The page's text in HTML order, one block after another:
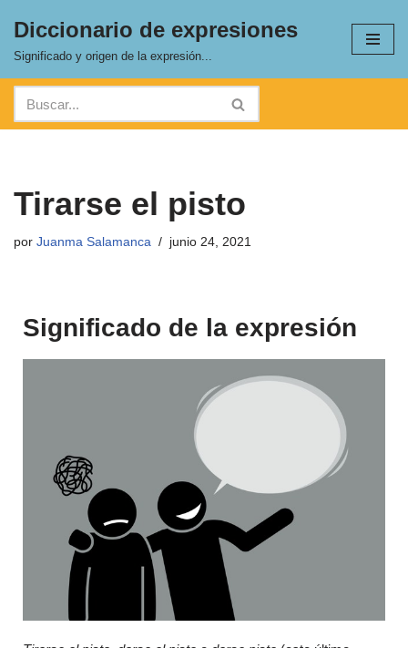
Saltar
contenido
Diccionario de expresiones
Significado y origen de la expresión...
Tirarse el pisto
por Juanma Salamanca junio 24, 2021
Significado de la expresión